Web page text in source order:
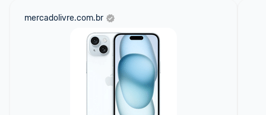
mercadolivre.com.br